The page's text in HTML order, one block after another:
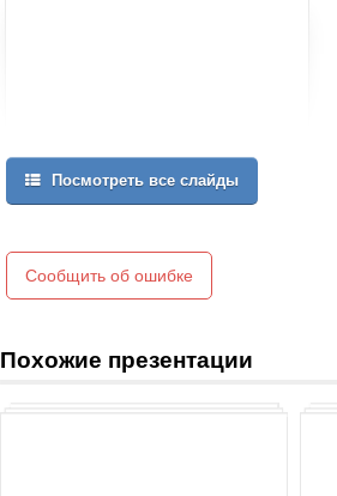
Посмотреть все слайды
Сообщить об ошибке
Похожие презентации